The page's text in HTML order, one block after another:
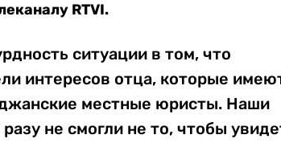
RTVI.
ситуации в том, что
интересов отца, которые
местные юристы. Наши
не смогли не то, чтобы